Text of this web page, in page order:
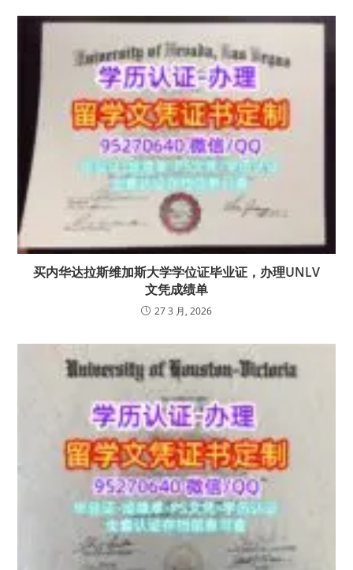
买内华达拉斯维加斯大学学位证毕业证，办理UNLV
文凭成绩单
27 3 月, 2026